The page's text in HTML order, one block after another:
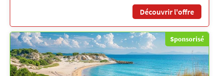
Découvrir l'offre
Sponsorisé